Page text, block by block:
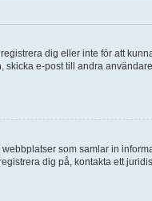
dig eller inte för att
e-post till andra
som samlar in
dig på, kontakta ett